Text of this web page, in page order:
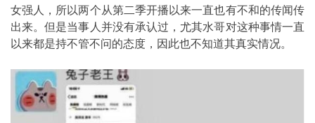
女强人，所以两个从第二季开播以来一直也有不和的传闻传
出来。但是当事人并没有承认过，尤其水哥对这种事情一直
以来都是持不管不问的态度，因此也不知道其真实情况。